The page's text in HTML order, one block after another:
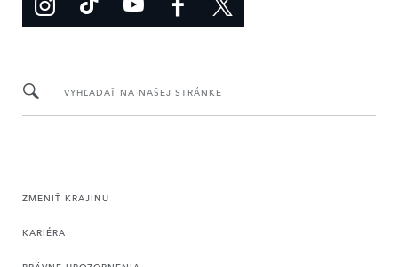
VYHĽADAŤ NA NAŠEJ STRÁNKE
ZMENIŤ KRAJINU
KARIÉRA